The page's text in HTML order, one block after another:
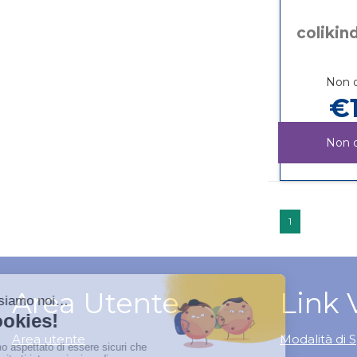
Non
Non
1
Area Utente
Area utente
Link
Modalità di